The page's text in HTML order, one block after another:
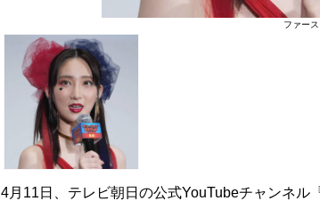
ファー
4月11日、テレビ朝日の公式YouTubeチャンネル